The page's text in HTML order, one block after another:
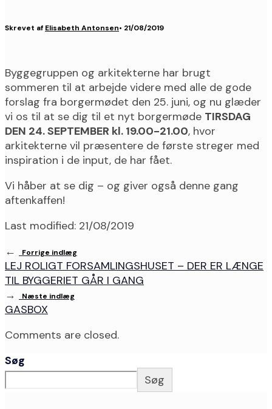
Skrevet af Elisabeth Antonsen• 21/08/2019
Byggegruppen og arkitekterne har brugt
sommeren til at arbejde videre med alle de gode
forslag fra borgermødet den 25. juni, og nu glæder
vi os til at se dig til et nyt borgermøde TIRSDAG
DEN 24. SEPTEMBER kl. 19.00-21.00, hvor
arkitekterne vil præsentere de første streger med
inspiration i de input, de har fået.
Vi håber at se dig – og giver også denne gang
aftenkaffen!
Last modified: 21/08/2019
←
Forrige indlæg
LEJ ROLIGT FORSAMLINGSHUSET – DER ER LÆNGE
TIL BYGGERIET GÅR I GANG
→
Næste indlæg
GASBOX
Comments are closed.
Søg
Søg